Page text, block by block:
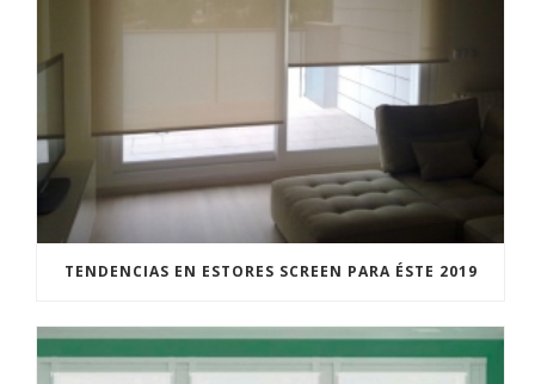
TENDENCIAS EN ESTORES SCREEN PARA ÉSTE 2019